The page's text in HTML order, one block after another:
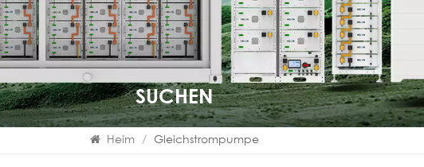
SUCHEN
Heim / Gleichstrompumpe